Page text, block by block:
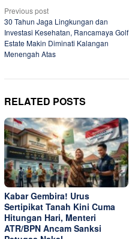
Post
navigation
Previous post
30 Tahun Jaga Lingkungan dan
Investasi Kesehatan, Rancamaya Golf
Estate Makin Diminati Kalangan
Menengah Atas
RELATED POSTS
Kabar Gembira! Urus
Sertipikat Tanah Kini Cuma
Hitungan Hari, Menteri
ATR/BPN Ancam Sanksi